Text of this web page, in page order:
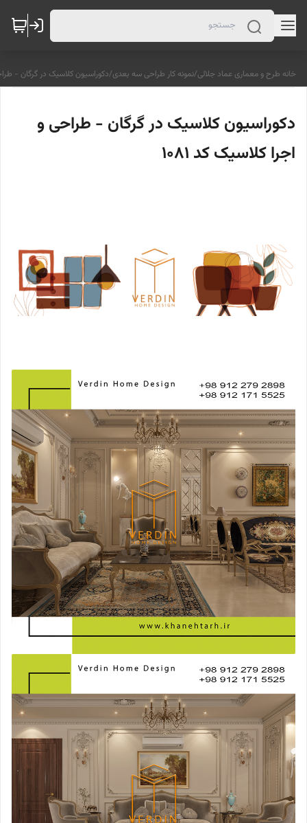
خانه طرح و معماری عماد جلالی/نمونه کار طراحی سه بعدی/دکوراسیون کلاسیک در گرگان -
دکوراسیون کلاسیک در گرگان - طراحی و
اجرا کلاسیک کد 1081